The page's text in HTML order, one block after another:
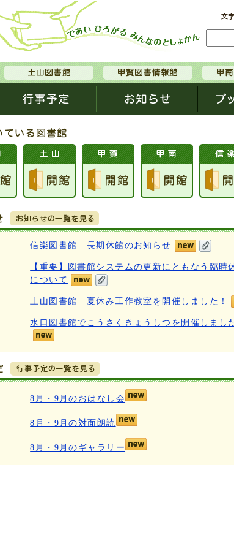
信楽図書館 長期休館のお知らせ
【重要】図書館システムの更新にともなう臨時
について
土山図書館 夏休み工作教室を開催しました！
水口図書館でこうさくきょうしつを開催しまし
8月・9月のおはなし会
8月・9月の対面朗読
8月・9月のギャラリー